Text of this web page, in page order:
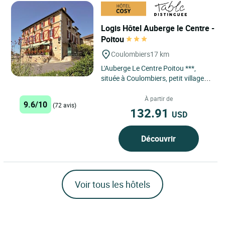
Logis Hôtel Auberge le Centre -
Poitou
Coulombiers17 km
L'Auberge Le Centre Poitou ***,
située à Coulombiers, petit village
Rochelle, 45 min...
9.6/10 (72 avis)
À partir de
132.91 USD
Découvrir
Voir tous les hôtels